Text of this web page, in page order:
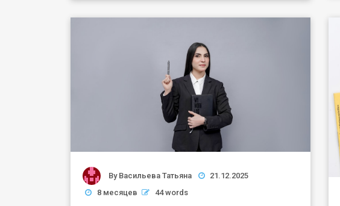
By Васильева Татьяна
21.12.2025
8 месяцев
44 words